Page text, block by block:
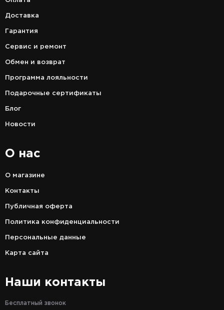
Доставка
Гарантия
Сервис и ремонт
Обмен и возврат
Программа лояльности
Подарочные сертификаты
Блог
Новости
О нас
О магазине
Контакты
Публичная оферта
Политика конфиденциальности
Персональные данные
Карта сайта
Наши контакты
Бесплатный звонок